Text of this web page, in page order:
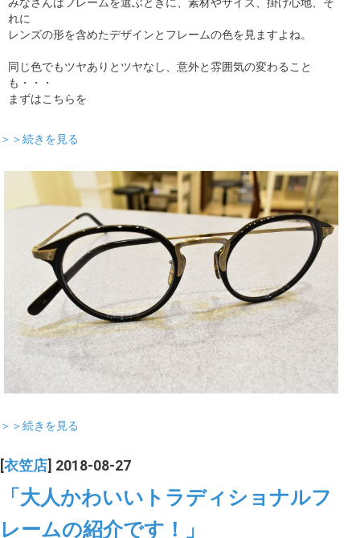
れに
レンズの形を含めたデザインとフレームの色を見ますよね。
同じ色でもツヤありとツヤなし、意外と雰囲気の変わること
も・・・
まずはこちらを
＞＞続きを見る
＞＞続きを見る
衣笠店 ] 2018-08-27
「大人かわいいトラディショナルフ
レームの紹介です！」